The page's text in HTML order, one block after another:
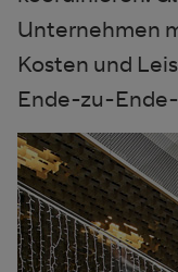
Unternehmen
Kosten und
Ende-zu-